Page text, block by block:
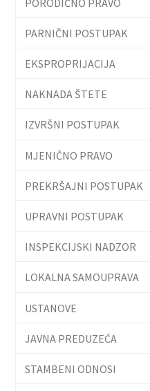
PARNIČNI POSTUPAK
EKSPROPRIJACIJA
NAKNADA ŠTETE
IZVRŠNI POSTUPAK
MJENIČNO PRAVO
PREKRŠAJNI POSTUPAK
UPRAVNI POSTUPAK
INSPEKCIJSKI NADZOR
LOKALNA SAMOUPRAVA
USTANOVE
JAVNA PREDUZEĆA
STAMBENI ODNOSI